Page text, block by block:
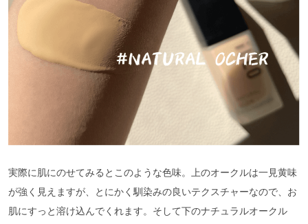
実際に肌にのせてみるとこのような色味。上のオークルは一見黄味
が強く見えますが、とにかく馴染みの良いテクスチャーなので、お
肌にすっと溶け込んでくれます。そして下のナチュラルオークル